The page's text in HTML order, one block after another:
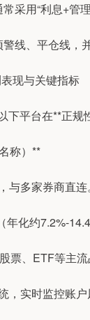
采用“利息+管
线、平仓线，
现与关键指标
平台在**正规
称）**
与多家券商直连。
化约7.2%-
票、ETF等主流
，实时监控账户